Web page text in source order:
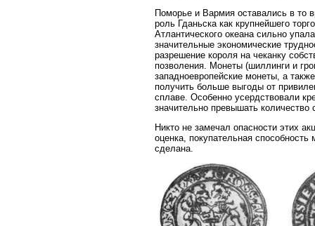
Поморье и Вармия оставались в то
роль Гданьска как крупнейшего
Атлантического океана сильно
значительные экономические
разрешение короля на чеканку
позволения. Монеты (шиллинги и
западноевропейские монеты, а
получить больше выгоды от
сплаве. Особенно усердствовали
значительно превышать
Никто не замечал опасности этих
оценка, покупательная
сделана.